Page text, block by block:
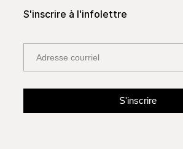
S'inscrire à l'infolettre